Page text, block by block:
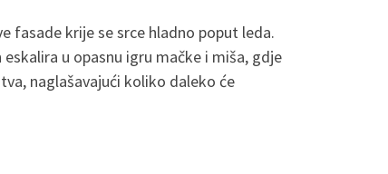
fasade krije se srce hladno poput leda.
u opasnu igru ​​mačke i miša, gdje
naglašavajući koliko daleko će